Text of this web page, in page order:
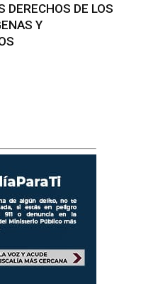
DERECHOS DE LOS
Y